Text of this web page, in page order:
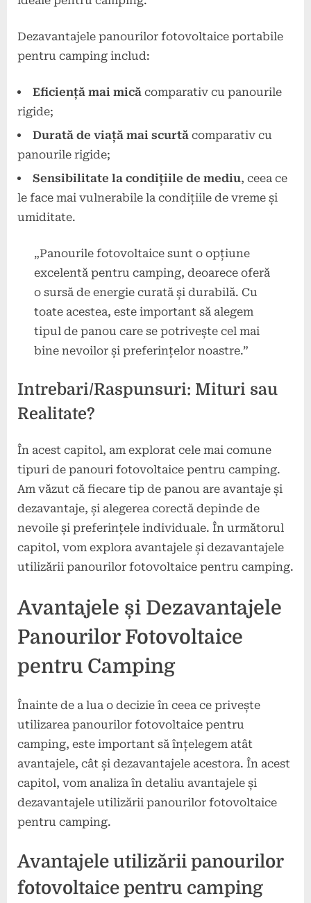
Dezavantajele panourilor fotovoltaice portabile
pentru camping includ:
Eficiență mai mică comparativ cu panourile
rigide;
Durată de viață mai scurtă comparativ cu
panourile rigide;
Sensibilitate la condițiile de mediu, ceea ce
le face mai vulnerabile la condițiile de vreme și
umiditate.
„Panourile fotovoltaice sunt o opțiune
excelentă pentru camping, deoarece oferă
o sursă de energie curată și durabilă. Cu
toate acestea, este important să alegem
tipul de panou care se potrivește cel mai
bine nevoilor și preferințelor noastre.”
Intrebari/Raspunsuri: Mituri sau
Realitate?
În acest capitol, am explorat cele mai comune
tipuri de panouri fotovoltaice pentru camping.
Am văzut că fiecare tip de panou are avantaje și
dezavantaje, și alegerea corectă depinde de
nevoile și preferințele individuale. În următorul
capitol, vom explora avantajele și dezavantajele
utilizării panourilor fotovoltaice pentru camping.
Avantajele și Dezavantajele
Panourilor Fotovoltaice
pentru Camping
Înainte de a lua o decizie în ceea ce privește
utilizarea panourilor fotovoltaice pentru
camping, este important să înțelegem atât
avantajele, cât și dezavantajele acestora. În acest
capitol, vom analiza în detaliu avantajele și
dezavantajele utilizării panourilor fotovoltaice
pentru camping.
Avantajele utilizării panourilor
fotovoltaice pentru camping